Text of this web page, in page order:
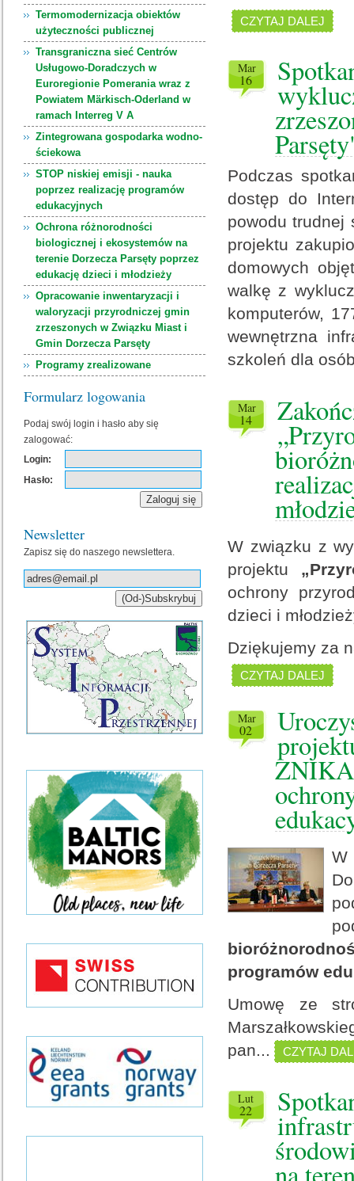
CZYTAJ DALEJ
mar
16
Podczas
dostęp do
powodu trudnej
projektu
domowych
walkę z
komputerów,
wewnętrzna
szkoleń dla
mar
14
W związku z
projektu
ochrony
dzieci i
Dziękujemy za
CZYTAJ DALEJ
mar
02
W
programów
Umowę ze
pan...
CZYTAJ
lut
22
Termomodernizacja obiektów
użyteczności publicznej
Transgraniczna sieć Centrów
Usługowo-Doradczych w
Euroregionie Pomerania wraz z
Powiatem Märkisch-Oderland w
ramach Interreg V A
Zintegrowana gospodarka wodno-
ściekowa
STOP niskiej emisji - nauka
poprzez realizację programów
edukacyjnych
Ochrona różnorodności
biologicznej i ekosystemów na
terenie Dorzecza Parsęty poprzez
edukację dzieci i młodzieży
Opracowanie inwentaryzacji i
waloryzacji przyrodniczej gmin
zrzeszonych w Związku Miast i
Gmin Dorzecza Parsęty
Programy zrealizowane
Formularz logowania
Podaj swój login i hasło aby się
zalogować:
Login:
Hasło:
Newsletter
Zapisz się do naszego newslettera.